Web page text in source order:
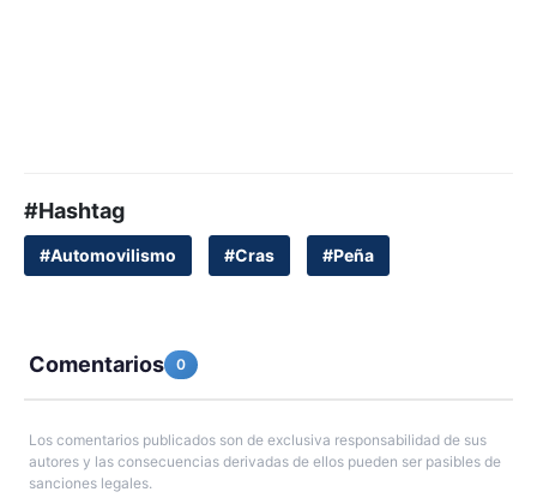
#Hashtag
#Automovilismo #Cras #Peña
Comentarios 0
Los comentarios publicados son de exclusiva responsabilidad de sus
autores y las consecuencias derivadas de ellos pueden ser pasibles de
sanciones legales.